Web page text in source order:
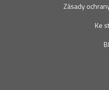
Zásady
Ke